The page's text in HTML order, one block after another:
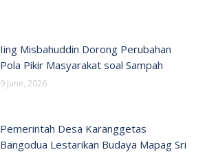
Iing Misbahuddin Dorong Perubahan
Pola Pikir Masyarakat soal Sampah
9 June, 2026
Pemerintah Desa Karanggetas
Bangodua Lestarikan Budaya Mapag Sri